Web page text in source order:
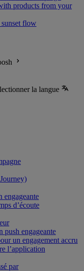
products from your
flow
la langue
engageante
d’écoute
push engageante
un engagement accru
l’application
par